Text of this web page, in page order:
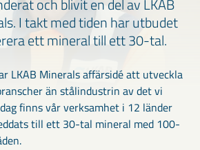
och blivit en del av LKAB
I takt med tiden har utbudet
ett mineral till ett 30-tal.
LKAB Minerals affärsidé att utveckla
än stålindustrin av det vi
finns vår verksamhet i 12 länder
till ett 30-tal mineral med 100-